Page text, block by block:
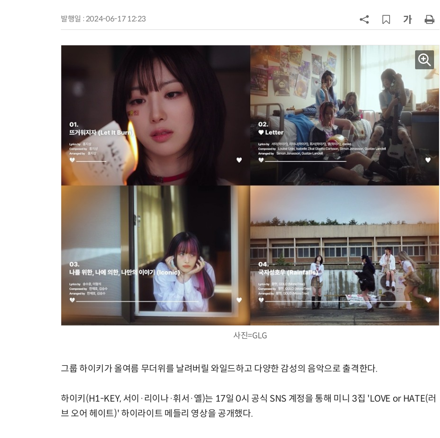
발행일 : 2024-06-17 12:23
사진=GLG
그룹 하이키가 올여름 무더위를 날려버릴 와일드하고 다양한 감성의 음악으로 출격한다.
하이키(H1-KEY, 서이·리이나·휘서·옐)는 17일 0시 공식 SNS 계정을 통해 미니 3집 'LOVE or HATE(러
브 오어 헤이트)' 하이라이트 메들리 영상을 공개했다.
AI Native Enterprise를 지원하는 AI Ready Data 플랫폼 활용 전략 AI 시대의 옵저버빌리티: GPU·LLM 모니터링부터 AI 기반 장애 대응까지